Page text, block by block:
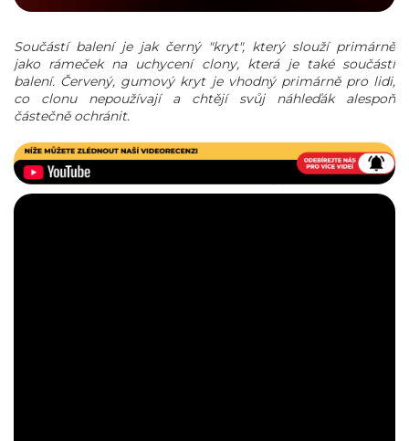
Součástí balení je jak černý "kryt", který slouží primárně
jako rámeček na uchycení clony, která je také součástí
balení. Červený, gumový kryt je vhodný primárně pro lidi,
co clonu nepoužívají a chtějí svůj náhleďák alespoň
částečně ochránit.